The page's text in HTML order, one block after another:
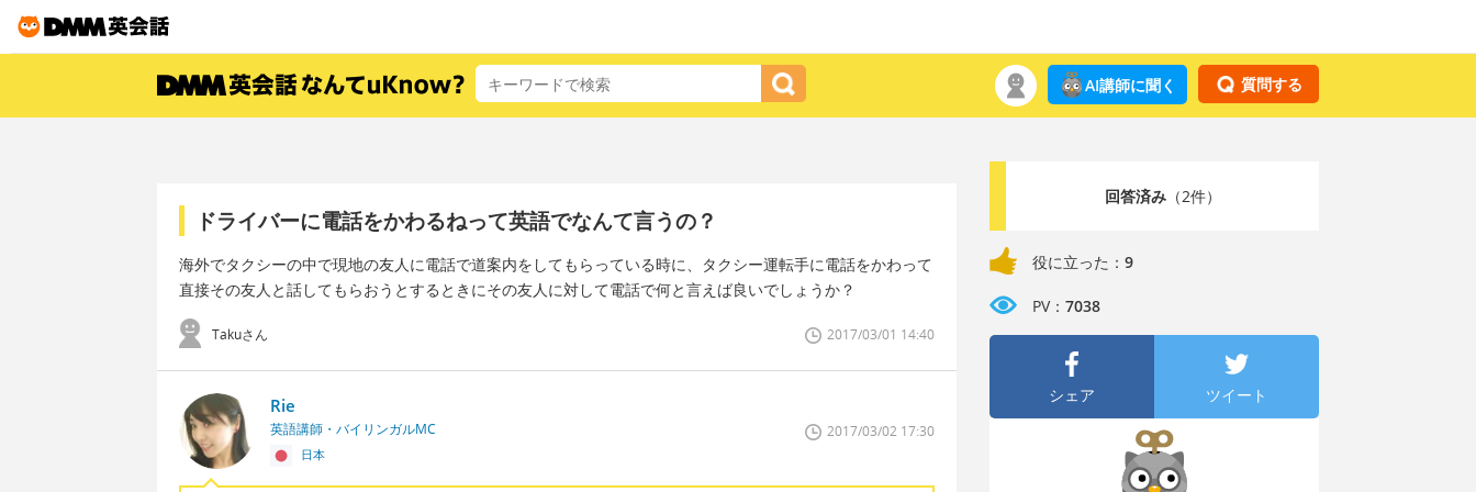
質問する
AI講師に聞く
ドライバーに電話をかわるねって英語でなんて言うの？
海外でタクシーの中で現地の友人に電話で道案内をしてもらっている時に、タクシー運転手に電話をかわって
直接その友人と話してもらおうとするときにその友人に対して電話で何と言えば良いでしょうか？
Takuさん 2017/03/01 14:40
Rie
英語講師・バイリンガルMC
日本
2017/03/02 17:30
回答済み（2件）
役に立った： 9
PV： 7038
シェア ツイート